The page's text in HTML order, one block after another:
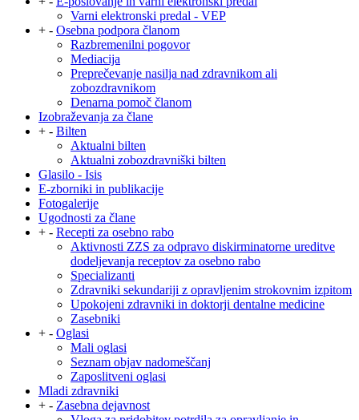
Varni elektronski predal - VEP
+ - Osebna podpora članom
Razbremenilni pogovor
Mediacija
Preprečevanje nasilja nad zdravnikom ali
zobozdravnikom
Denarna pomoč članom
Izobraževanja za člane
+ - Bilten
Aktualni bilten
Aktualni zobozdravniški bilten
Glasilo - Isis
E-zborniki in publikacije
Fotogalerije
Ugodnosti za člane
+ - Recepti za osebno rabo
Aktivnosti ZZS za odpravo diskirminatorne ureditve
dodeljevanja receptov za osebno rabo
Specializanti
Zdravniki sekundariji z opravljenim strokovnim izpitom
Upokojeni zdravniki in doktorji dentalne medicine
Zasebniki
+ - Oglasi
Mali oglasi
Seznam objav nadomeščanj
Zaposlitveni oglasi
Mladi zdravniki
+ - Zasebna dejavnost